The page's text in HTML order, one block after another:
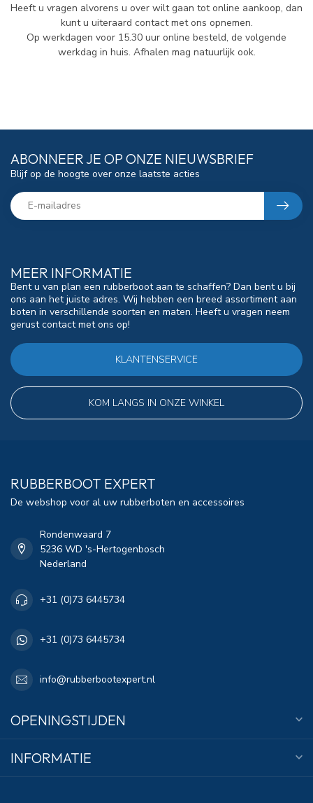
Heeft u vragen alvorens u over wilt gaan tot online aankoop, dan
kunt u uiteraard contact met ons opnemen.
Op werkdagen voor 15.30 uur online besteld, de volgende
werkdag in huis. Afhalen mag natuurlijk ook.
MEER INFORMATIE
Bent u van plan een rubberboot aan te schaffen? Dan bent u bij
ons aan het juiste adres. Wij hebben een breed assortiment aan
boten in verschillende soorten en maten. Heeft u vragen neem
gerust contact met ons op!
KLANTENSERVICE
KOM LANGS IN ONZE WINKEL
ABONNEER JE OP ONZE NIEUWSBRIEF
Blijf op de hoogte over onze laatste acties
RUBBERBOOT EXPERT
De webshop voor al uw rubberboten en accessoires
Rondenwaard 7
5236 WD 's-Hertogenbosch
Nederland
+31 (0)73 6445734
+31 (0)73 6445734
info@rubberbootexpert.nl
OPENINGSTIJDEN
INFORMATIE